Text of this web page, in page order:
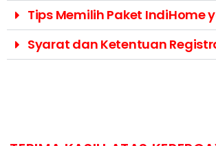
Tips Memilih Paket IndiHome
Syarat dan Ketentuan